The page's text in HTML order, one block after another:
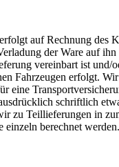
auf Rechnung des
der Ware auf ihn
vereinbart ist und/
Fahrzeugen erfolgt.
eine
schriftlich
zu Teillieferungen in
einzeln berechnet werden.